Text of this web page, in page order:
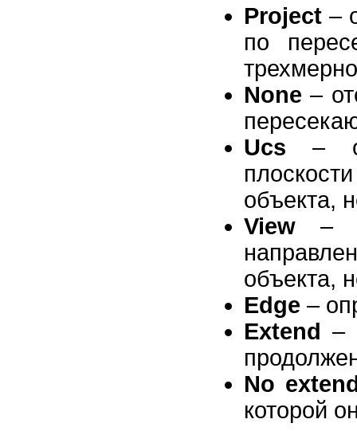
Project –
по
None –
Ucs –
объекта,
View –
объекта,
Edge –
Extend –
No
которой